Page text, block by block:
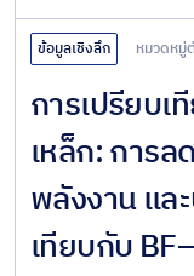
ข้อมูลเชิงลึก หมวดหมู่
การเปรียบ
เหล็ก: การล
พลังงาน แล
เทียบกับ